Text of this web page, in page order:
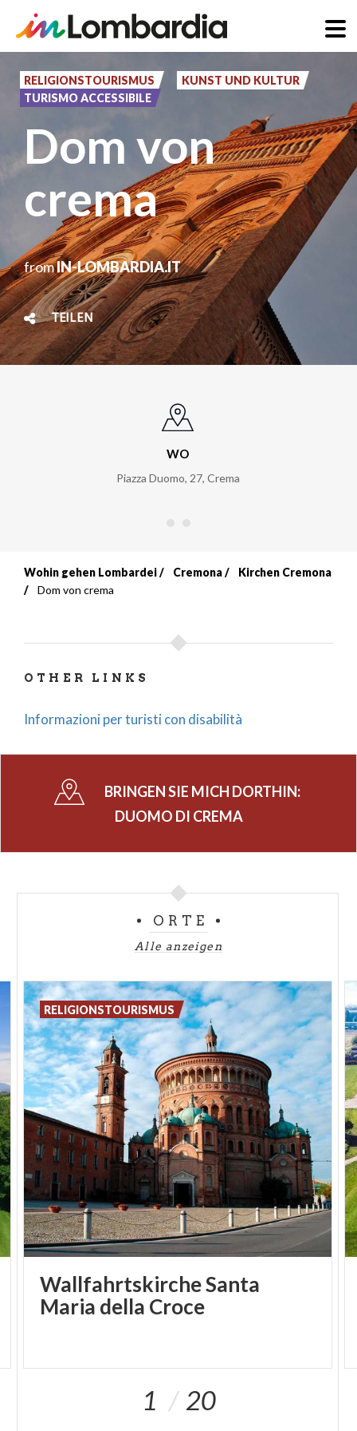
zum
Inhalt
RELIGIONSTOURISMUS
KUNST UND KULTUR
TURISMO ACCESSIBILE
Dom von
crema
fromIN-LOMBARDIA.IT
TEILEN
WO
Piazza Duomo, 27, Crema
Breadcrumb
Wohin gehen Lombardei Cremona
Kirchen Cremona
Dom von crema
OTHER LINKS
Informazioni per turisti con disabilità
BRINGEN SIE MICH DORTHIN:
DUOMO DI CREMA
ORTE
Alle anzeigen
Wallfahrtskirche Santa
Maria della Croce
RELIGIONSTOURISMUS
1 20